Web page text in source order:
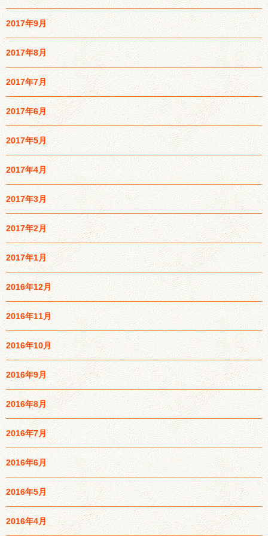
2017年9月
2017年8月
2017年7月
2017年6月
2017年5月
2017年4月
2017年3月
2017年2月
2017年1月
2016年12月
2016年11月
2016年10月
2016年9月
2016年8月
2016年7月
2016年6月
2016年5月
2016年4月